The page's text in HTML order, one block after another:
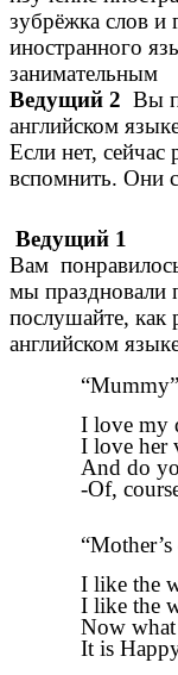
зубрёжка слов и
иностранного
занимательным
Ведущий 2 Вы
английском
Если нет, сейчас
вспомнить. Они
Ведущий 1
Вам
мы праздновали
послушайте, как
английском
“Mummy”
I love my
I love her
And do
-Of,
I like the
I like the
Now
It is